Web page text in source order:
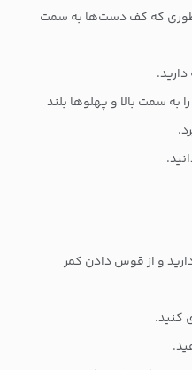
طوری که کف دست‌ها به سمت
به سمت بالا و پهلوها بلند
و از قوس دادن کمر
کنید.